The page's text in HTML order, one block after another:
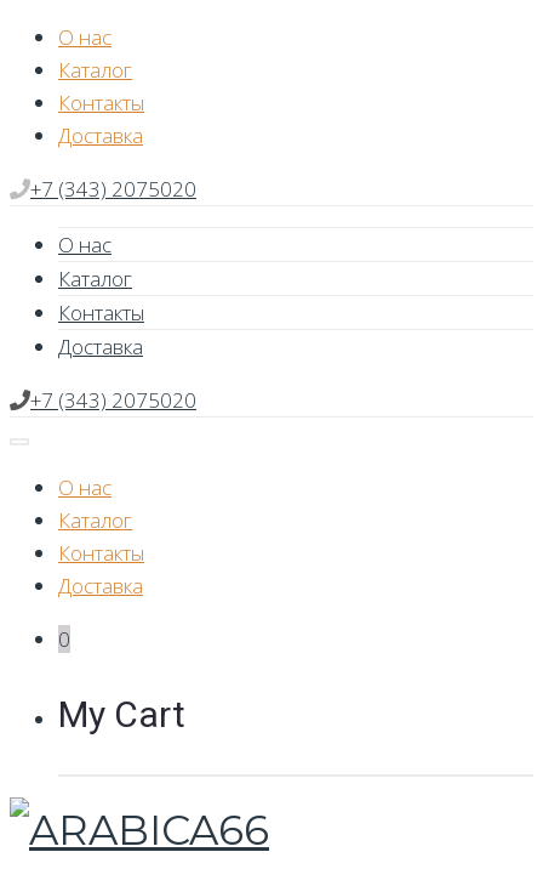
Skip
content
О нас
Каталог
Контакты
Доставка
+7 (343) 2075020
О нас
Каталог
Контакты
Доставка
+7 (343) 2075020
О нас
Каталог
Контакты
Доставка
0
My Cart